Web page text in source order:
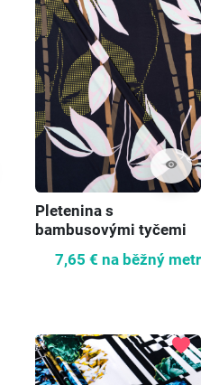
visibility
Pletenina s
bambusovými tyčemi
7,65 € na běžný metr
favorite